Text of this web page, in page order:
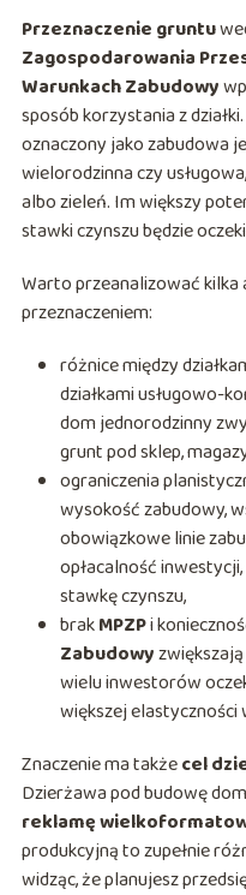
Przeznaczenie gruntu
Zagospodarowania
Warunkach Zabudowy
sposób korzystania z
oznaczony jako zabudowa
wielorodzinna czy
albo zieleń. Im większy
stawki czynszu będzie
Warto przeanalizować kilka
przeznaczeniem:
różnice między
działkami usługowo-
dom jednorodzinny
grunt pod sklep,
ograniczenia
wysokość zabudowy,
obowiązkowe linie
opłacalność
stawkę czynszu,
brakMPZPi
Zabudowy
wielu inwestorów
większej elastyczności
Znaczenie ma takżecel
Dzierżawa pod budowę
reklamę
produkcyjną to zupełnie
widząc, że planujesz